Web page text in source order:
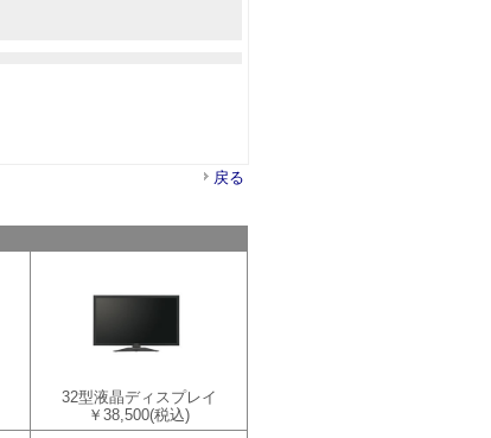
戻る
32型液晶ディスプレイ
￥38,500(税込)